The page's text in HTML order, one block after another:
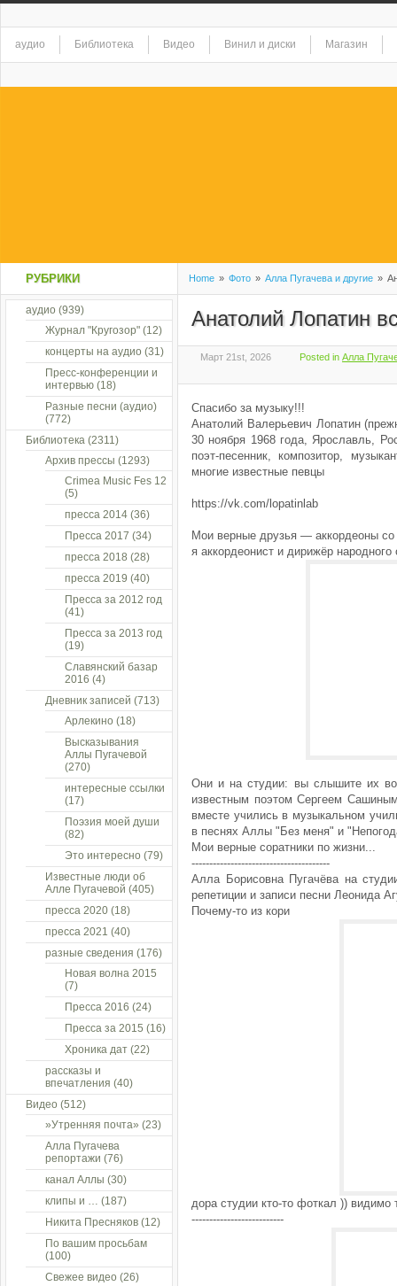
аудио Библиотека Видео Винил и диски Магазин
Home » Фото » Алла Пугачева и другие »
Анатолий Лопатин
Март 21st, 2026 Posted in Алла
Спасибо за музыку!!!
Анатолий Валерьевич Лопатин
30 ноября 1968 года, Ярославль,
поэт-песенник, композитор,
многие известные певцы
https://vk.com/lopatinlab
Мои верные друзья — аккордеоны
я аккордеонист и дирижёр народного
Они и на студии: вы слышите их во
известным поэтом Сергеем
вместе учились в музыкальном
в песнях Аллы "Без меня" и
Мои верные соратники по жизни...
---------------------------------------
Алла Борисовна Пугачёва на
репетиции и записи песни Леонида
Почему-то из кори
дора студии кто-то фоткал )) видимо
--------------------------
РУБРИКИ
аудио (939)
Журнал "Кругозор" (12)
концерты на аудио (31)
Пресс-конференции и
интервью (18)
Разные песни (аудио)
(772)
Библиотека (2311)
Архив прессы (1293)
Crimea Music Fes 12
(5)
пресса 2014 (36)
Пресса 2017 (34)
пресса 2018 (28)
пресса 2019 (40)
Пресса за 2012 год
(41)
Пресса за 2013 год
(19)
Славянский базар
2016 (4)
Дневник записей (713)
Арлекино (18)
Высказывания
Аллы Пугачевой
(270)
интересные ссылки
(17)
Поэзия моей души
(82)
Это интересно (79)
Известные люди об
Алле Пугачевой (405)
пресса 2020 (18)
пресса 2021 (40)
разные сведения (176)
Новая волна 2015
(7)
Пресса 2016 (24)
Пресса за 2015 (16)
Хроника дат (22)
рассказы и
впечатления (40)
Видео (512)
»Утренняя почта» (23)
Алла Пугачева
репортажи (76)
канал Аллы (30)
клипы и … (187)
Никита Пресняков (12)
По вашим просьбам
(100)
Свежее видео (26)